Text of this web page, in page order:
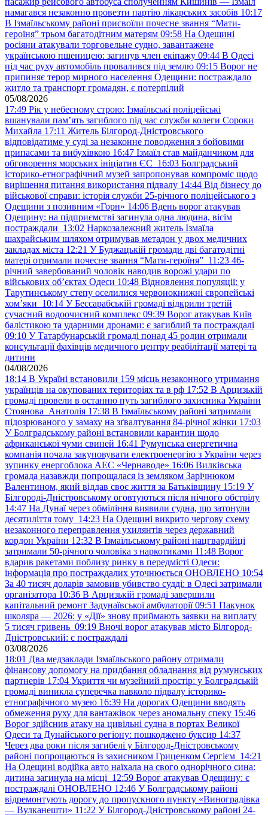
намагався незаконно провезти партію лікарських засобів 10:17
В Ізмаїльському районі присвоїли почесне звання “Мати-
героїня” трьом багатодітним матерям 09:58 На Одещині
росіяни атакували торговельне судно, завантажене
українською пшеницею: загинув член екіпажу 09:44 В Одесі
під час руху автомобіль провалився під землю 09:15 Ворог не
припиняє терор мирного населення Одещини: постраждало
житло та транспорт громадян, є потерпілий
05/08/2026
17:49 Рік у небесному строю: Ізмаїльські поліцейські
вшанували пам’ять загиблого під час служби колеги Сороки
Михайла 17:11 Житель Білгород-Дністровського
відповідатиме у суді за незаконне поводження з бойовими
припасами та вибухівкою 16:47 Ізмаїл став майданчиком для
обговорення морських ініціатив ЄС 16:03 Болградський
історико-етнографічний музей запропонував компроміс щодо
вирішення питання використання підвалу 14:44 Від бізнесу до
військової справи: історія служби 25-річного поліцейського з
Одещини з позивним «Горн» 14:06 Вдень ворог атакував
Одещину: на підприємстві загинула одна людина, вісім
постраждали 13:02 Наркозалежний житель Ізмаїла
шахрайським шляхом отримував метадон у двох медичних
закладах міста 12:21 У Буджацькій громади дві багатодітні
матері отримали почесне звання “Мати-героїня” 11:23 46-
річний завербований чоловік наводив ворожі удари по
військових обʼєктах Одеси 10:48 Відновлення популяції: у
Тарутинському степу оселилися червонокнижні європейські
хом’яки 10:14 У Бессарабській громаді відкрили третій
сучасний водоочисний комплекс 09:39 Ворог атакував Київ
балістикою та ударними дронами: є загиблий та постраждалі
09:10 У Татарбунарській громаді понад 45 родин отримали
консультації фахівців медичного центру реабілітації матері та
дитини
04/08/2026
18:14 В Україні встановили 159 місць незаконного утримання
українців на окупованих територіях та в рф 17:52 В Арцизькій
громаді провели в останню путь загиблого захисника України
Стоянова Анатолія 17:38 В Ізмаїльському районі затримали
підозрюваного у замаху на зґвалтування 84-річної жінки 17:03
У Болградському районі встановили карантин щодо
африканської чуми свиней 16:41 Румунська енергетична
компанія почала закуповувати електроенергію з України через
зупинку енергоблока АЕС «Чернаводе» 16:06 Вилківська
громада назавжди попрощалася із земляком Зарічнюком
Валентином, який віддав своє життя за Батьківщину 15:19 У
Білгороді-Дністровському оговтуються після нічного обстрілу
14:47 На Дунаї через обміління виявили судна, що затонули
десятиліття тому 14:23 На Одещині викрито чергову схему
незаконного переправлення ухилянтів через державний
кордон України 12:32 В Ізмаїльському районі нацгвардійці
затримали 50-річного чоловіка з наркотиками 11:48 Ворог
вдарив ракетами поблизу ринку в передмісті Одеси:
інформація про постраждалих уточнюється ОНОВЛЕНО 10:54
За 40 тисяч доларів замовив убивство судді: в Одесі затримали
організатора 10:36 В Арцизькій громаді завершили
капітальний ремонт Задунаївської амбулаторії 09:51 Пакунок
школяра — 2026: у «Дії» знову приймають заявки на виплату
5 тисяч гривень 09:19 Вночі ворог атакував місто Білгород-
Дністровський: є постраждалі
03/08/2026
18:01 Два медзаклади Ізмаїльського району отримали
фінансову допомогу на придбання обладнання від румунських
партнерів 17:04 Укриття чи музейний простір: у Болградській
громаді виникла суперечка навколо підвалу історико-
етнографічного музею 16:39 На дорогах Одещини вводять
обмеження руху для вантажівок через аномальну спеку 15:46
Ворог здійснив атаку на цивільні судна в портах Великої
Одеси та Дунайського регіону: пошкоджено буксир 14:37
Через два роки після загибелі у Білгород-Дністровському
районі попрощаються із захисником Гриценком Сергієм 14:21
На Одещині водійка авто наїхала на свого однорічного сина:
дитина загинула на місці 12:59 Ворог атакував Одещину: є
постраждалі ОНОВЛЕНО 12:46 У Болградському районі
відремонтують дорогу до пропускного пункту «Виноградівка
— Вулканешти» 11:22 У Білгород-Дністровському районі 24-